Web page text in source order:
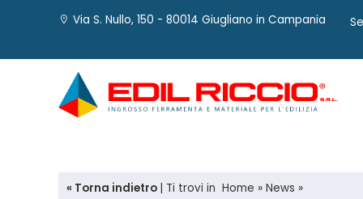
Via S. Nullo, 150 - 80014 Giugliano in Campania
« Torna indietro | Ti trovi in Home » News »